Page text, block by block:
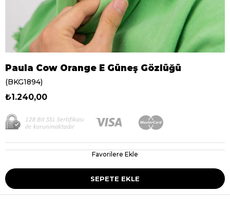
Paula Cow Orange E Güneş Gözlüğü
(BKG1894)
₺1.240,00
Favorilere Ekle